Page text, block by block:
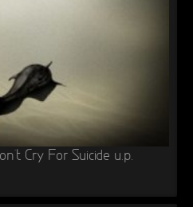
Cry For Suicide u.p.